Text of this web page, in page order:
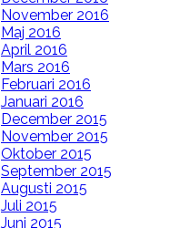
November 2016
Maj 2016
April 2016
Mars 2016
Februari 2016
Januari 2016
December 2015
November 2015
Oktober 2015
September 2015
Augusti 2015
Juli 2015
Juni 2015